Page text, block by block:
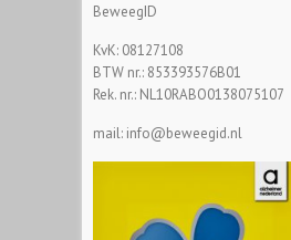
BeweegID
KvK: 08127108
BTW nr.: 853393576B01
Rek. nr.: NL10RABO0138075107
mail: info@beweegid.nl